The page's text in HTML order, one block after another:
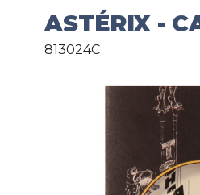
ASTÉRIX -
813024C